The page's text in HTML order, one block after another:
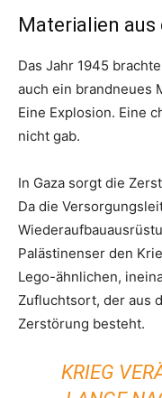
Materialien
Das Jahr 1945
auch ein brandneues
Eine Explosion. Eine
nicht gab.
In Gaza sorgt die
Da die
Palästinenser den
Lego-ähnlichen,
Zufluchtsort, der aus
Zerstörung besteht.
KRIEG